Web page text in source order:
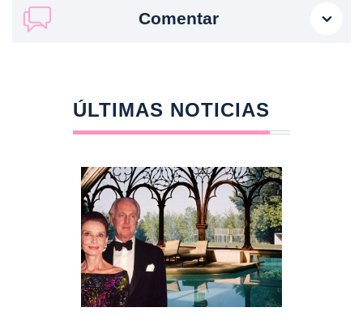
Comentar
ÚLTIMAS NOTICIAS